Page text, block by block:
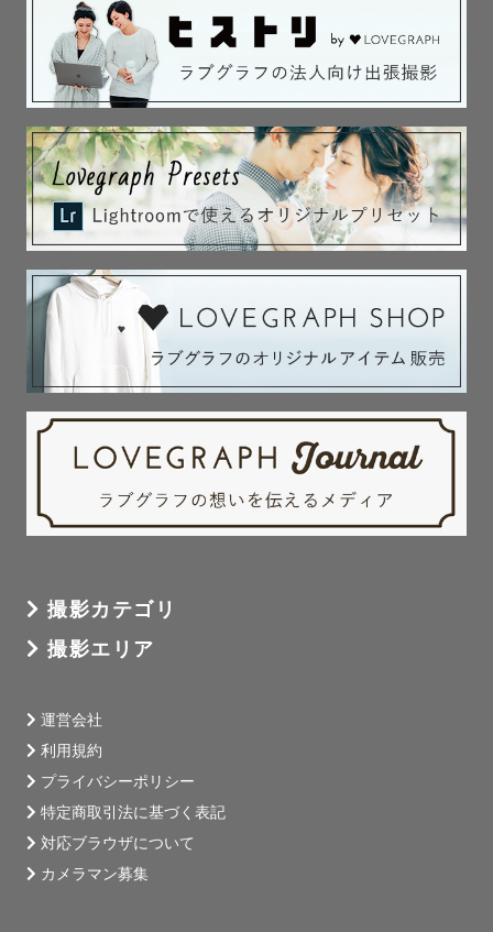
撮影カテゴリ
撮影エリア
運営会社
利用規約
プライバシーポリシー
特定商取引法に基づく表記
対応ブラウザについて
カメラマン募集